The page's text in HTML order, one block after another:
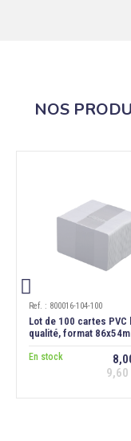
NOS
Ref. : 800016-104-100
Lot de 100 cartes PVC
qualité, format
En stock
9,60